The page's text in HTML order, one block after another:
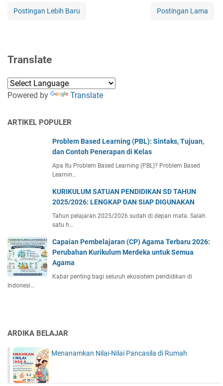
Postingan Lebih Baru Postingan Lama
Translate
Powered by Translate
ARTIKEL POPULER
Problem Based Learning (PBL): Sintaks, Tujuan,
dan Contoh Penerapan di Kelas
Apa Itu Problem Based Learning (PBL)? Problem Based
Learnin…
KURIKULUM SATUAN PENDIDIKAN SD TAHUN
2025/2026: LENGKAP DAN SIAP DIGUNAKAN
Tahun pelajaran 2025/2026 sudah di depan mata. Salah
satu h…
Capaian Pembelajaran (CP) Agama Terbaru 2026:
Perubahan Kurikulum Merdeka untuk Semua
Agama
Kabar penting bagi seluruh ekosistem pendidikan di
Indonesi…
ARDIKA BELAJAR
Menanamkan Nilai-Nilai Pancasila di Rumah